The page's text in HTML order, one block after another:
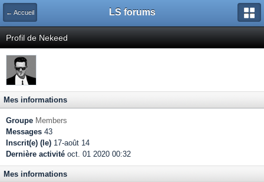
← Accueil LS forums
Profil de Nekeed
Mes informations
Groupe Members
Messages 43
Inscrit(e) (le) 17-août 14
Dernière activité oct. 01 2020 00:32
Mes informations